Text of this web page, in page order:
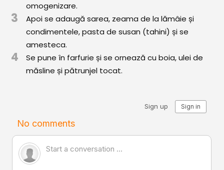
Adaugă o rețetă
Cum adăugăm o rețetă
Regulament de postare
omogenizare.
3
Apoi se adaugă sarea, zeama de la lămâie și
condimentele, pasta de susan (tahini) și se
amesteca.
4
Se pune în farfurie și se ornează cu boia, ulei de
măsline și pătrunjel tocat.